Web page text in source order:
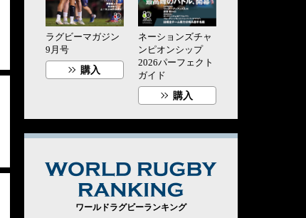
ラグビーマガジン
9月号
購入
ネーションズチャ
ンピオンシップ
2026パーフェクト
ガイド
購入
ワールドラグビーランキング